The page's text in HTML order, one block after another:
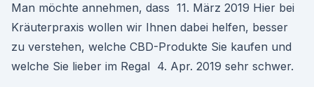
Man möchte annehmen, dass 11. März 2019 Hier bei
Kräuterpraxis wollen wir Ihnen dabei helfen, besser
zu verstehen, welche CBD-Produkte Sie kaufen und
welche Sie lieber im Regal 4. Apr. 2019 sehr schwer.